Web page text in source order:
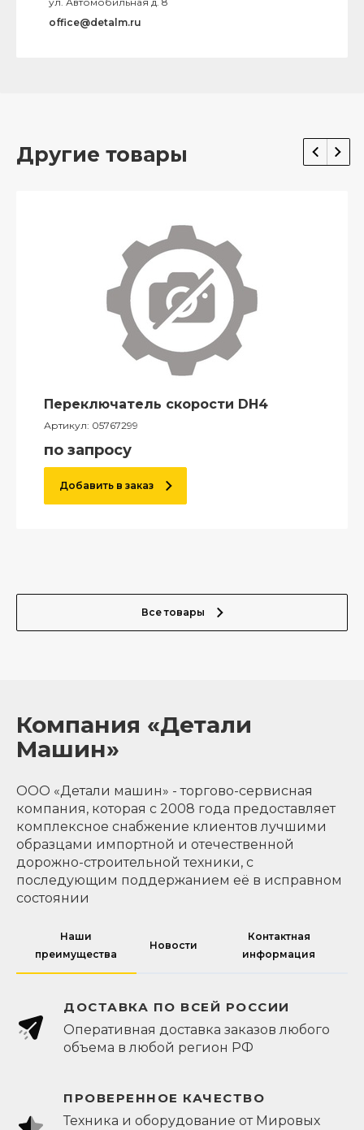
office@detalm.ru
Другие товары
Переключатель скорости DH4
Артикул: 05767299
по запросу
Добавить в заказ
Все товары
Компания «Детали
Машин»
ООО «Детали машин» - торгово-сервисная
компания, которая с 2008 года предоставляет
комплексное снабжение клиентов лучшими
образцами импортной и отечественной
дорожно-строительной техники, с
последующим поддержанием её в исправном
состоянии
Наши
преимущества
Новости
Контактная
информация
ДОСТАВКА ПО ВСЕЙ РОССИИ
Оперативная доставка заказов любого
объема в любой регион РФ
ПРОВЕРЕННОЕ КАЧЕСТВО
Техника и оборудование от Мировых